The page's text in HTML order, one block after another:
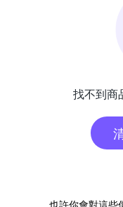
找不到商
也許你會對這些